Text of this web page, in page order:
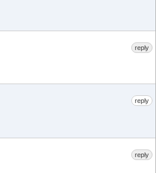
reply
reply
reply